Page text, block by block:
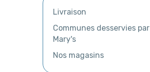
Livraison
Communes desservies par
Mary's
Nos magasins